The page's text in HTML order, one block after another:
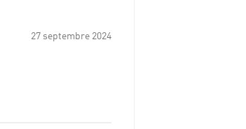
27 septembre 2024